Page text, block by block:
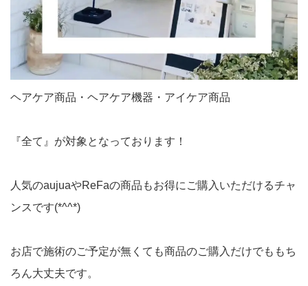
ヘアケア商品・ヘアケア機器・アイケア商品
『全て』が対象となっております！
人気のaujuaやReFaの商品もお得にご購入いただけるチャ
ンスです(*^^*)
お店で施術のご予定が無くても商品のご購入だけでももち
ろん大丈夫です。